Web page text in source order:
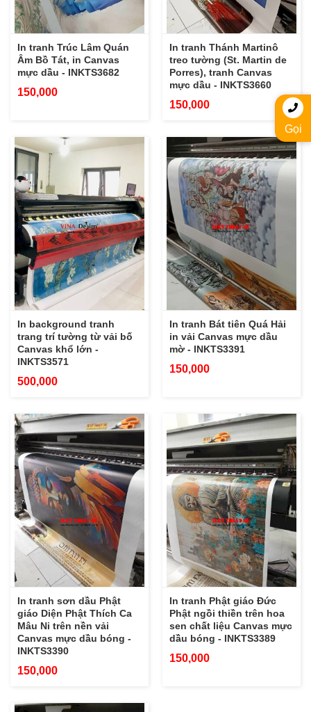
In tranh Trúc Lâm Quán
Âm Bồ Tát, in Canvas
mực dầu - INKTS3682
150,000
In tranh Thánh Martinô
treo tường (St. Martin de
Porres), tranh Canvas
mực dầu - INKTS3660
150,000
In background tranh
trang trí tường từ vải bố
Canvas khổ lớn -
INKTS3571
500,000
In tranh Bát tiên Quá Hải
in vải Canvas mực dầu
mờ - INKTS3391
150,000
In tranh sơn dầu Phật
giáo Diện Phật Thích Ca
Mâu Ni trên nền vải
Canvas mực dầu bóng -
INKTS3390
150,000
In tranh Phật giáo Đức
Phật ngồi thiền trên hoa
sen chất liệu Canvas mực
dầu bóng - INKTS3389
150,000
Gọi